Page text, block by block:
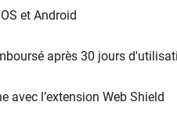
et Android
après 30 jours
avec l’extension Web Shield